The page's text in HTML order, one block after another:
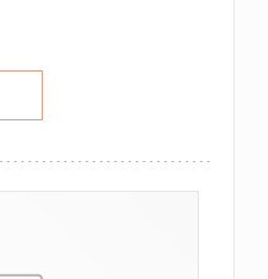
窗口中打开))